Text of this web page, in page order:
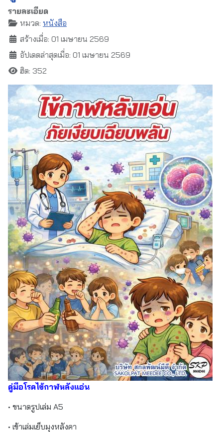
รายละเอียด
หมวด: หนังสือ
สร้างเมื่อ: 01 เมษายน 2569
อัปเดตล่าสุดเมื่อ: 01 เมษายน 2569
ฮิต: 352
คู่มือโรคไข้กาฬหลังแอ่น
• ขนาดรูปเล่ม A5
• เข้าเล่มเย็บมุงหลังคา